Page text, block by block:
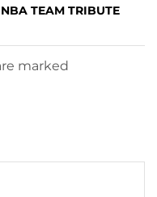
TEAM TRIBUTE
marked